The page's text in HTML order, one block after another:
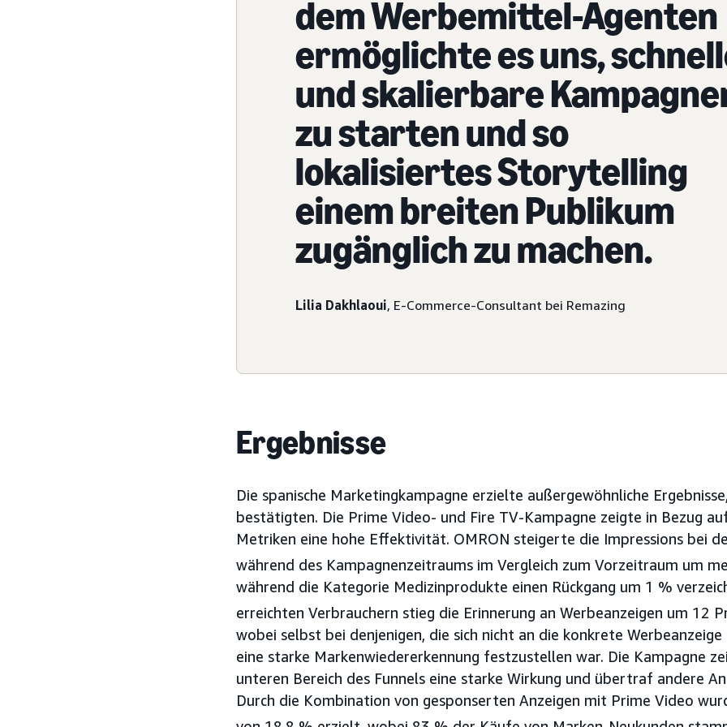
dem Werbemittel-Agenten
ermöglichte es uns,
und skalierbare
zu starten und so
lokalisiertes Storytelling
einem breiten Publikum
zugänglich zu machen.
Lilia Dakhlaoui, E-Commerce-Consultant bei Remazing
Ergebnisse
Die spanische Marketingkampagne erzielte außergewöhnliche
bestätigten. Die Prime Video- und Fire TV-Kampagne zeigte in Bezug
Metriken eine hohe Effektivität. OMRON steigerte die Impressions bei
während des Kampagnenzeitraums im Vergleich zum Vorzeitraum um
während die Kategorie Medizinprodukte einen Rückgang um 1 %
erreichten Verbrauchern stieg die Erinnerung an Werbeanzeigen um 12
wobei selbst bei denjenigen, die sich nicht an die konkrete
eine starke Markenwiedererkennung festzustellen war. Die Kampagne
unteren Bereich des Funnels eine starke Wirkung und übertraf andere
Durch die Kombination von gesponserten Anzeigen mit Prime Video